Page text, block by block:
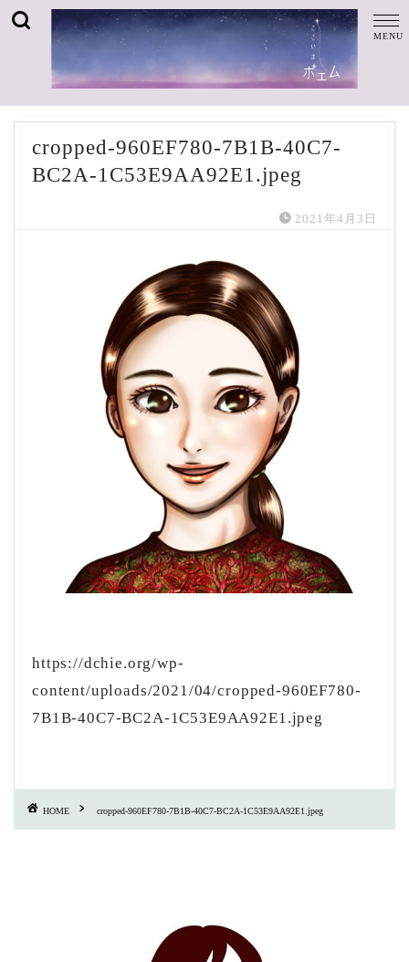
cropped-960EF780-7B1B-40C7-
BC2A-1C53E9AA92E1.jpeg
2021年4月3日
https://dchie.org/wp-
content/uploads/2021/04/cropped-960EF780-
7B1B-40C7-BC2A-1C53E9AA92E1.jpeg
HOME cropped-960EF780-7B1B-40C7-BC2A-1C53E9AA92E1.jpeg